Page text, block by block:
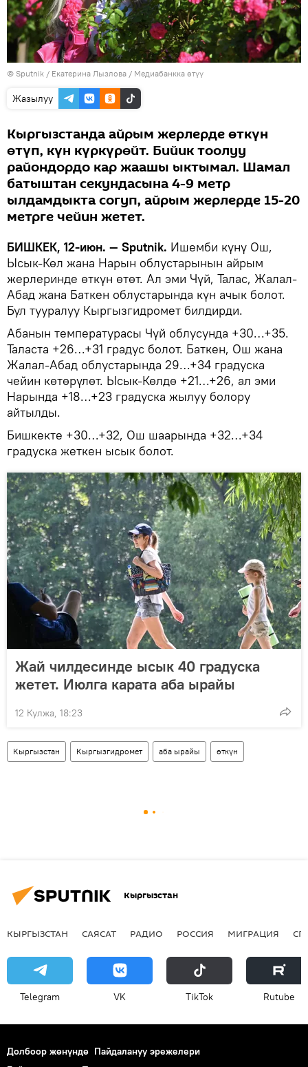
© Sputnik / Екатерина Лызлова / Медиабанкка өтүү
Жазылуу
Кыргызстанда айрым жерлерде өткүн
өтүп, күн күркүрөйт. Бийик тоолуу
райондордо кар жаашы ыктымал. Шамал
батыштан секундасына 4-9 метр
ылдамдыкта согуп, айрым жерлерде 15-20
метрге чейин жетет.
БИШКЕК, 12-июн. — Sputnik. Ишемби күнү Ош,
Ысык-Көл жана Нарын облустарынын айрым
жерлеринде өткүн өтөт. Ал эми Чүй, Талас, Жалал-
Абад жана Баткен облустарында күн ачык болот.
Бул тууралуу Кыргызгидромет билдирди.
Абанын температурасы Чүй облусунда +30…+35.
Таласта +26…+31 градус болот. Баткен, Ош жана
Жалал-Абад облустарында 29…+34 градуска
чейин көтөрүлөт. Ысык-Көлдө +21…+26, ал эми
Нарында +18…+23 градуска жылуу болору
айтылды.
Бишкекте +30…+32, Ош шаарында +32…+34
градуска жеткен ысык болот.
Жай чилдесинде ысык 40 градуска
жетет. Июлга карата аба ырайы
12 Кулжа, 18:23
Кыргызстан Кыргызгидромет аба ырайы өткүн
Кыргызстан
КЫРГЫЗСТАН САЯСАТ РАДИО РОССИЯ МИГРАЦИЯ
Telegram VK ТikТоk Rutube
Долбоор жөнүндө Пайдалануу эрежелери